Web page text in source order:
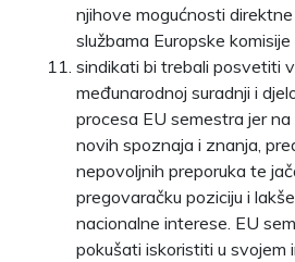
njihove mogućnosti
službama Europske komisije
sindikati bi trebali posvetiti
međunarodnoj suradnji i
procesa EU semestra jer
novih spoznaja i znanja,
nepovoljnih preporuka te
pregovaračku poziciju i
nacionalne interese. EU
pokušati iskoristiti u svojem